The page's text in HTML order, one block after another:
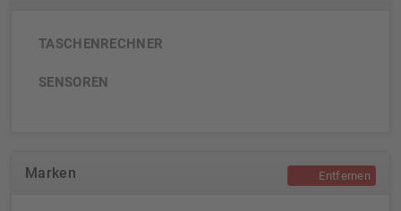
TASCHENRECHNER
SENSOREN
Marken Entfernen